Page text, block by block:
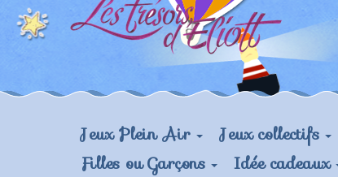
Jeux Plein Air Jeux collectifs
Filles ou Garçons
Idée cadeaux